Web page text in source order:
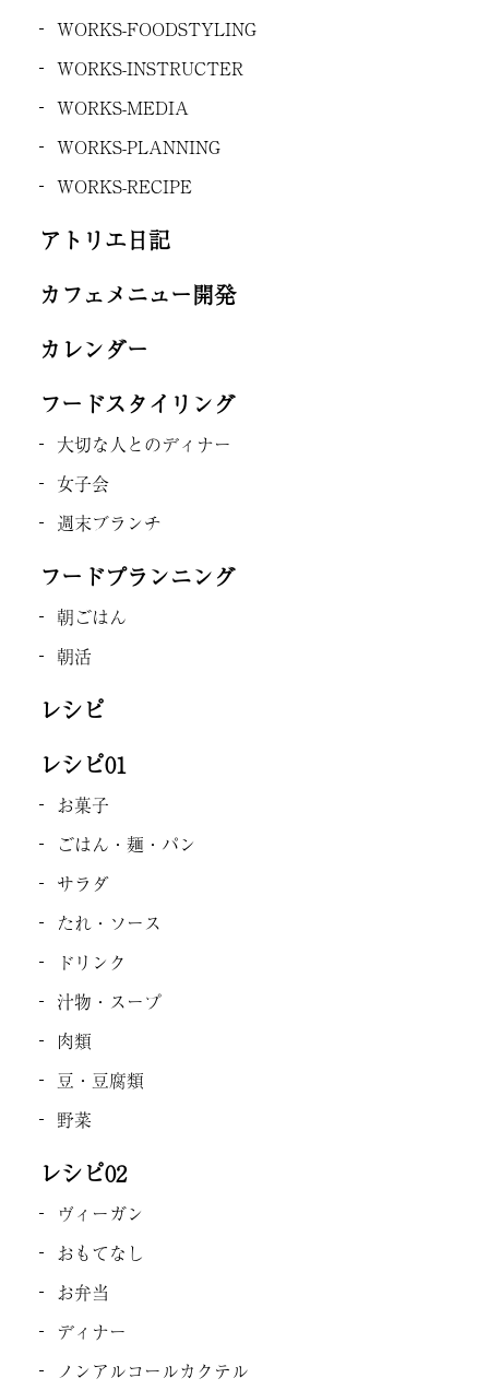
WORKS-FOODSTYLING
WORKS-INSTRUCTER
WORKS-MEDIA
WORKS-PLANNING
WORKS-RECIPE
アトリエ日記
カフェメニュー開発
カレンダー
フードスタイリング
大切な人とのディナー
女子会
週末ブランチ
フードプランニング
朝ごはん
朝活
レシピ
レシピ01
お菓子
ごはん・麺・パン
サラダ
たれ・ソース
ドリンク
汁物・スープ
肉類
豆・豆腐類
野菜
レシピ02
ヴィーガン
おもてなし
お弁当
ディナー
ノンアルコールカクテル